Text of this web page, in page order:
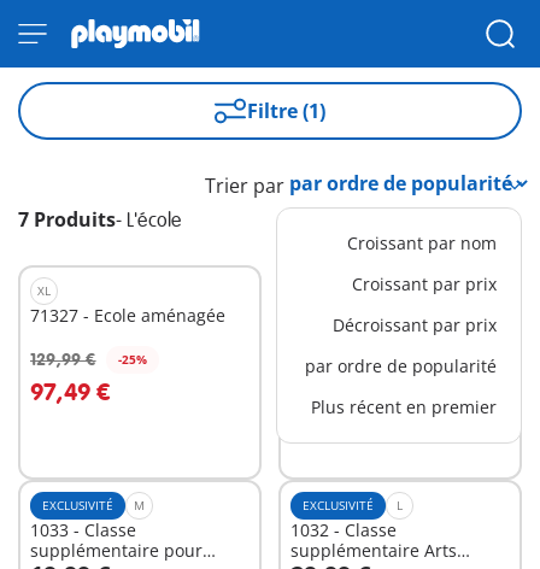
Filtre (1)
7 Produits- L'école
Trier par
Croissant par nom
Croissant par prix
Décroissant par prix
par ordre de popularité
Plus récent en premier
XL
71327 - Ecole aménagée
129,99 € -25%
97,49 €
Au panier
EXCLUSIVITÉ M
1034 - Matériel pour
classe d'Histoire
14,99 €
Au panier
EXCLUSIVITÉ M
1033 - Classe
supplémentaire pour
EXCLUSIVITÉ L
1032 - Classe
supplémentaire Arts